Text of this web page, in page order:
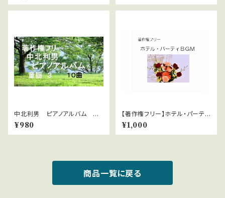
中北利男 ピアノアルバム 童
謡 3
¥980
【著作権フリー】ホテル・パーティ
ーBGM
¥1,000
商品一覧に戻る